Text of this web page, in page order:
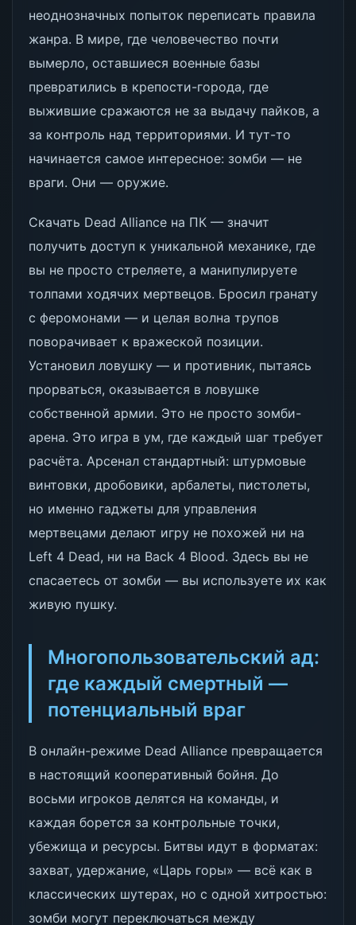
неоднозначных попыток переписать правила
жанра. В мире, где человечество почти
вымерло, оставшиеся военные базы
превратились в крепости-города, где
выжившие сражаются не за выдачу пайков, а
за контроль над территориями. И тут-то
начинается самое интересное: зомби — не
враги. Они — оружие.
Скачать Dead Alliance на ПК — значит
получить доступ к уникальной механике, где
вы не просто стреляете, а манипулируете
толпами ходячих мертвецов. Бросил гранату
с феромонами — и целая волна трупов
поворачивает к вражеской позиции.
Установил ловушку — и противник, пытаясь
прорваться, оказывается в ловушке
собственной армии. Это не просто зомби-
арена. Это игра в ум, где каждый шаг требует
расчёта. Арсенал стандартный: штурмовые
винтовки, дробовики, арбалеты, пистолеты,
но именно гаджеты для управления
мертвецами делают игру не похожей ни на
Left 4 Dead, ни на Back 4 Blood. Здесь вы не
спасаетесь от зомби — вы используете их как
живую пушку.
Многопользовательский ад:
где каждый смертный —
потенциальный враг
В онлайн-режиме Dead Alliance превращается
в настоящий кооперативный бойня. До
восьми игроков делятся на команды, и
каждая борется за контрольные точки,
убежища и ресурсы. Битвы идут в форматах:
захват, удержание, «Царь горы» — всё как в
классических шутерах, но с одной хитростью:
зомби могут переключаться между